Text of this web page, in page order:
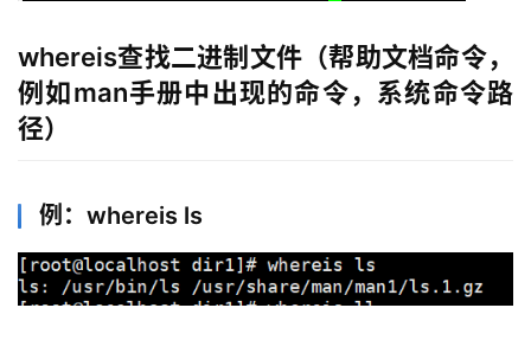
whereis查找二进制文件（帮助文档命令，
例如man手册中出现的命令，系统命令路
径）
例：whereis ls